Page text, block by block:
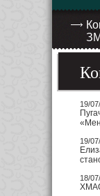
19/
19/
18/